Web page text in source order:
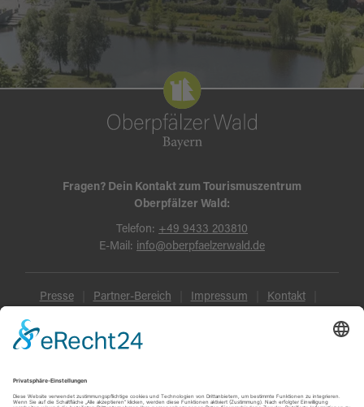
Fragen? Dein Kontakt zum Tourismuszentrum
Oberpfälzer Wald:
Telefon: +49 9433 203810
E-Mail: info@oberpfaelzerwald.de
Presse Partner-Bereich Impressum Kontakt
Datenschutz